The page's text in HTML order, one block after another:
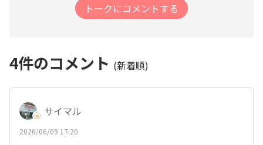
トークにコメントする
4件のコメント (新着順)
サイマル
2026/06/09 17:20